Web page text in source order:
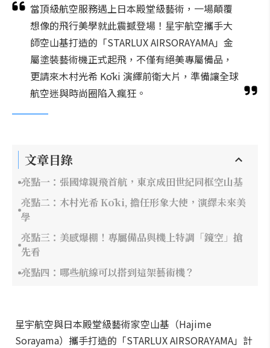
當頂級航空服務遇上日本殿堂級藝術，一場顛覆
想像的飛行美學就此震撼登場！星宇航空攜手大
師空山基打造的「STARLUX AIRSORAYAMA」金
屬塗裝藝術機正式起飛，不僅有絕美專屬備品，
更請來木村光希 Kōki 演繹前衛大片，準備讓全球
航空迷與時尚圈陷入瘋狂。
文章目錄
亮點一：張國煒親飛首航，東京成田世紀同框空山基
亮點二：木村光希 Kōki, 擔任形象大使，演繹未來美
學
亮點三：美感爆棚！專屬備品與機上特調「鏡空」搶
先看
亮點四：哪些航線可以搭到這架藝術機？
星宇航空與日本殿堂級藝術家空山基（Hajime
Sorayama）攜手打造的「STARLUX AIRSORAYAMA」計